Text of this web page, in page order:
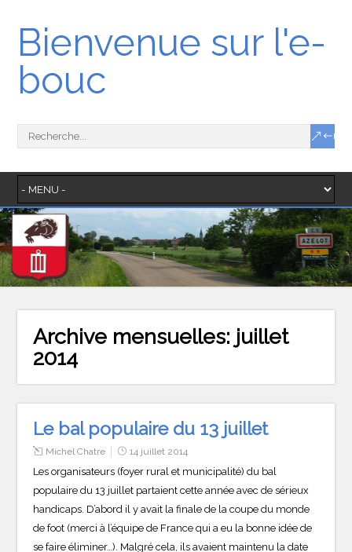
Bienvenue sur l'e-
bouc
Archive mensuelles: juillet
2014
Le bal populaire du 13 juillet
Michel Chatre 14 juillet 2014
Les organisateurs (foyer rural et municipalité) du bal
populaire du 13 juillet partaient cette année avec de sérieux
handicaps. D’abord il y avait la finale de la coupe du monde
de foot (merci à l’équipe de France qui a eu la bonne idée de
se faire éliminer…). Malgré cela, ils avaient maintenu la date